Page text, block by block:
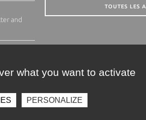
and
TOUTES LES
what you want to activate
PERSONALIZE